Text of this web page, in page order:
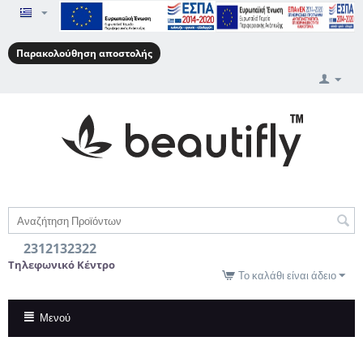
Παρακολούθηση αποστολής
2312132322
Τηλεφωνικό Κέντρο
Το καλάθι είναι άδειο
Μενού